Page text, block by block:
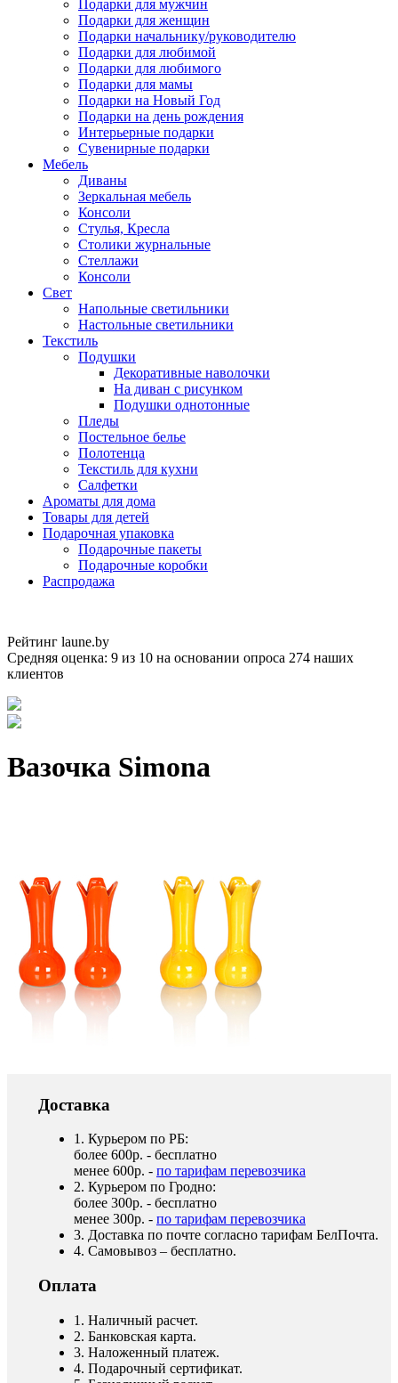
Подарки для мужчин
Подарки для женщин
Подарки начальнику/руководителю
Подарки для любимой
Подарки для любимого
Подарки для мамы
Подарки на Новый Год
Подарки на день рождения
Интерьерные подарки
Сувенирные подарки
Мебель
Диваны
Зеркальная мебель
Консоли
Стулья, Кресла
Столики журнальные
Стеллажи
Консоли
Свет
Напольные светильники
Настольные светильники
Текстиль
Подушки
Декоративные наволочки
На диван с рисунком
Подушки однотонные
Пледы
Постельное белье
Полотенца
Текстиль для кухни
Салфетки
Ароматы для дома
Товары для детей
Подарочная упаковка
Подарочные пакеты
Подарочные коробки
Распродажа
Рейтинг laune.by
Средняя оценка: 9 из 10 на основании опроса 274 наших
клиентов
Вазочка Simona
Доставка
1. Курьером по РБ:
более 600р. - бесплатно
менее 600р. - по тарифам перевозчика
2. Курьером по Гродно:
более 300р. - бесплатно
менее 300р. - по тарифам перевозчика
3. Доставка по почте согласно тарифам БелПочта.
4. Самовывоз – бесплатно.
Оплата
1. Наличный расчет.
2. Банковская карта.
3. Наложенный платеж.
4. Подарочный сертификат.